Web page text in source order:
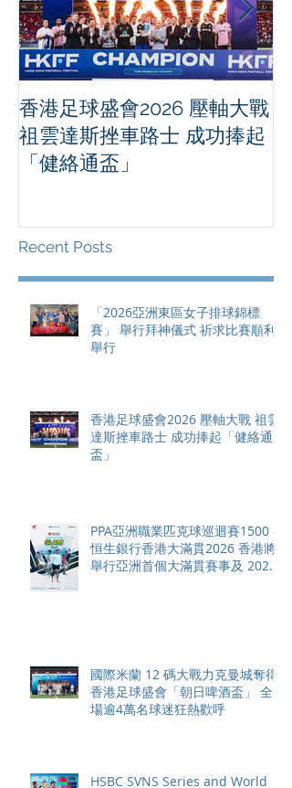
香港足球盛會2026 壓軸大戰
祖雲達斯挫車路士 成功捧起
「健絡通盃」
Recent Posts
「2026亞洲東區女子排球錦標
賽」 舉行拜神儀式 祈求比賽順利
舉行
香港足球盛會2026 壓軸大戰 祖雲
達斯挫車路士 成功捧起「健絡通
盃」
PPA亞洲職業匹克球巡迴賽1500 -
恒生銀行香港大滿貫2026 香港將
舉行亞洲首個大滿貫賽事及 2026
國際米蘭 12 碼大戰力克曼城奪得
香港足球盛會「朝日啤酒盃」 全
場逾4萬名球迷狂熱歡呼
HSBC SVNS Series and World